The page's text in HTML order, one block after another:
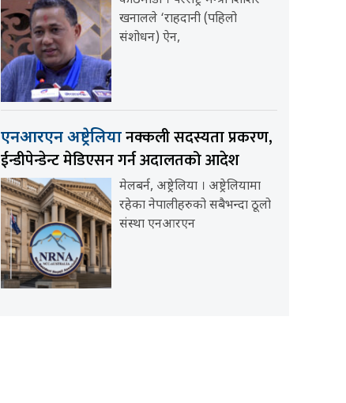
खनालले ‘राहदानी (पहिलो
संशोधन) ऐन,
एनआरएन अष्ट्रेलियानक्कली सदस्यता प्रकरण,
ईन्डीपेन्डेन्ट मेडिएसन गर्न अदालतको आदेश
मेलबर्न, अष्ट्रेलिया । अष्ट्रेलियामा
रहेका नेपालीहरुको सबैभन्दा ठूलो
संस्था एनआरएन